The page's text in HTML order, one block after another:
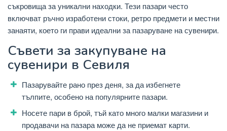
съкровища за уникални находки. Тези пазари често
включват ръчно изработени стоки, ретро предмети и местни
занаяти, което ги прави идеални за пазаруване на сувенири.
Съвети за закупуване на
сувенири в Севиля
Пазарувайте рано през деня, за да избегнете
тълпите, особено на популярните пазари.
Носете пари в брой, тъй като много малки магазини и
продавачи на пазара може да не приемат карти.